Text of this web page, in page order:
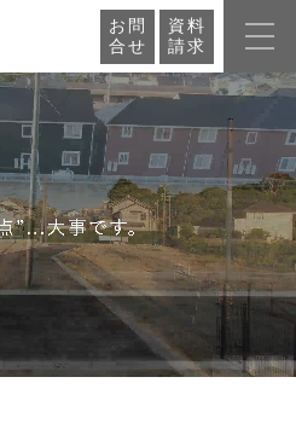
お問
合せ
資料
請求